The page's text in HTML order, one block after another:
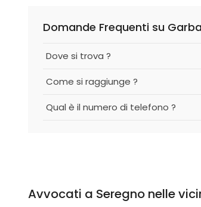
Domande Frequenti su
Dove si trova ?
Come si raggiunge ?
Qual è il numero di telefono ?
Avvocati a Seregno nelle